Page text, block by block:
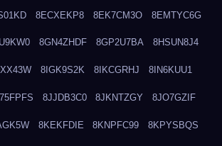
8ECXEKP8 8EK7CM3O 8EMTYC6G
8GN4ZHDF 8GP2U7BA 8HSUN8J4
8IGK9S2K 8IKCGRHJ 8IN6KUU1
8JJDB3C0 8JKNTZGY 8JO7GZIF
8KEKFDIE 8KNPFC99 8KPYSBQS